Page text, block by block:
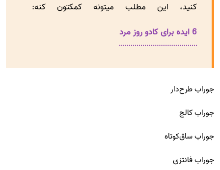
کنید، این مطلب میتونه کمکتون کنه:
6 ایده برای کادو روز مرد
جوراب طرح‌دار
جوراب کالج
جوراب ساق‌کوتاه
جوراب فانتزی